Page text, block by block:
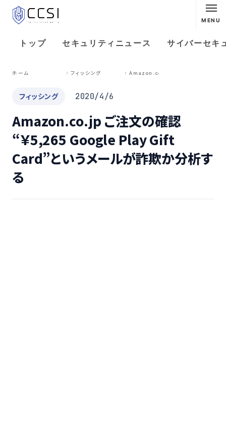
MENU
トップ セキュリティニュース サイバーセキ
ホーム フィッシング
フィッシング 2020/4/6
Amazon.co.jp ご注文の確認
“￥5,265 Google Play Gift
Card”というメールが詐欺か分析す
る